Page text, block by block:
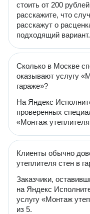
стоить от 200
расскажите, что
расскажут о
подходящий вариант.
Сколько в Москве
оказывают услугу
гараже»?
На Яндекс
проверенных
«Монтаж утеплителя
Клиенты обычно
утеплителя стен в
Заказчики,
на Яндекс
услугу «Монтаж
из 5.